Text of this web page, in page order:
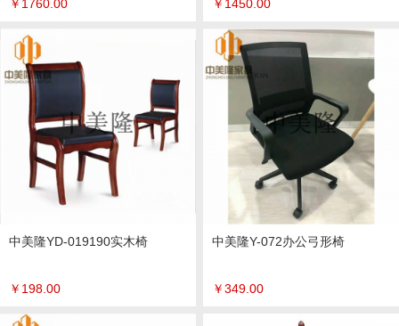
￥ 1760.00 ￥ 1450.00
中美隆YD-019190实木椅
￥ 198.00
中美隆Y-072办公弓形椅
￥349.00